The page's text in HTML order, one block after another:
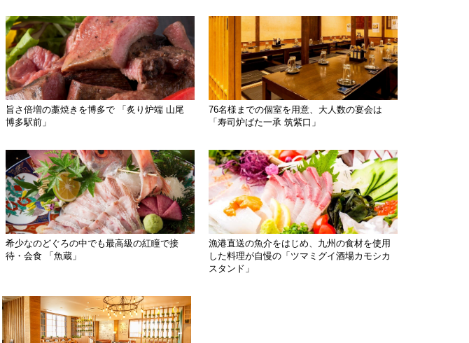
旨さ倍増の藁焼きを博多で 「炙り炉端 山尾
博多駅前」
76名様までの個室を用意、大人数の宴会は
「寿司炉ばた一承 筑紫口」
希少なのどぐろの中でも最高級の紅瞳で接
待・会食 「魚蔵」
漁港直送の魚介をはじめ、九州の食材を使用
した料理が自慢の「ツマミグイ酒場カモシカ
スタンド」